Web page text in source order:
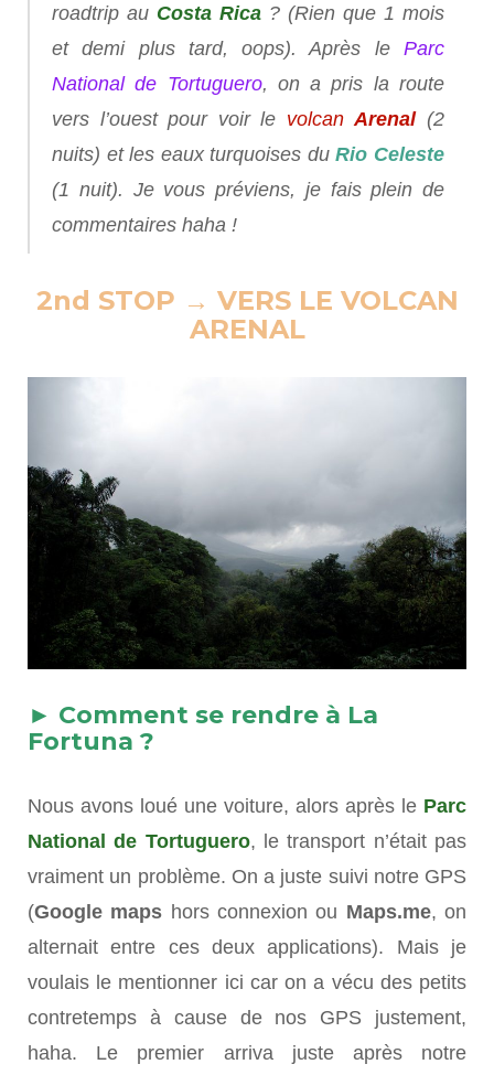
roadtrip au Costa Rica ? (Rien que 1 mois
et demi plus tard,oops). Après leParc
National de Tortuguero, on a pris la route
vers l’ouest pour voir le volcan Arenal(2
nuits) et les eaux turquoises duRio Celeste
(1 nuit). Je vous préviens, je fais plein de
commentaires haha !
2nd STOP → VERS LE VOLCAN
ARENAL
► Comment se rendre à La
Fortuna ?
Nous avons loué une voiture, alors après le Parc
National de Tortuguero, le transport n’était pas
vraiment un problème. On a juste suivi notre GPS
(Google maps hors connexion ou Maps.me, on
alternait entre ces deux applications). Mais je
voulais le mentionner ici car on a vécu des petits
contretemps à cause de nos GPS justement,
haha. Le premier arriva juste après notre